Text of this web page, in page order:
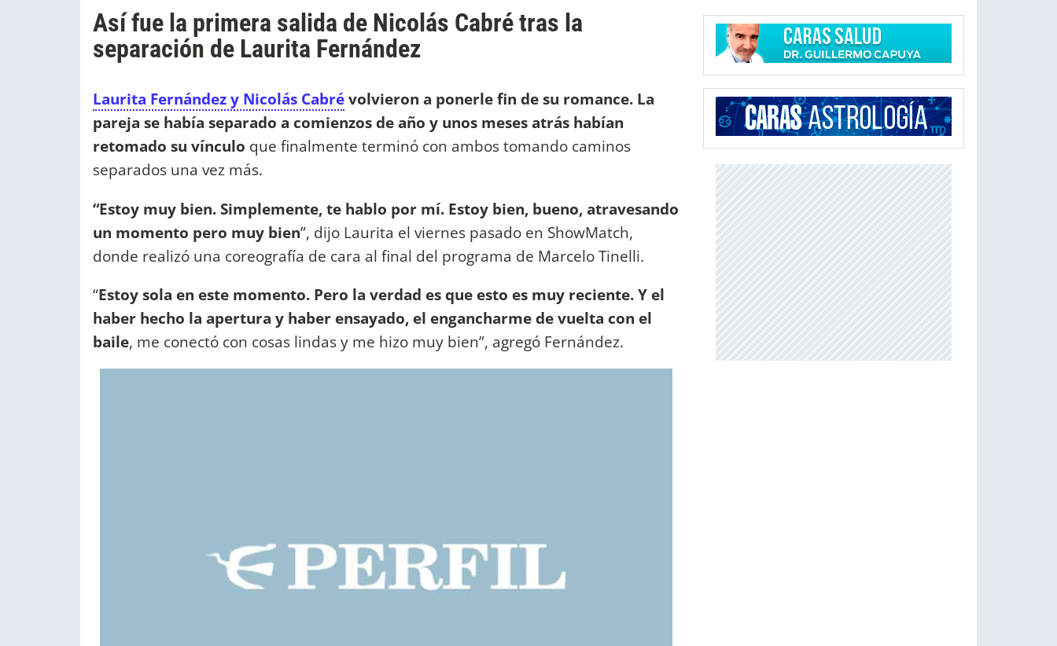
Así fue la primera salida de Nicolás Cabré tras la
separación de Laurita Fernández
Laurita Fernández y Nicolás Cabrévolvieron a ponerle fin de su romance. La
pareja se había separado a comienzos de año y unos meses atrás habían
retomado su vínculo que finalmente terminó con ambos tomando caminos
separados una vez más.
“Estoy muy bien. Simplemente, te hablo por mí. Estoy bien, bueno, atravesando
un momento pero muy bien”, dijo Laurita el viernes pasado en ShowMatch,
donde realizó una coreografía de cara al final del programa de Marcelo Tinelli.
“Estoy sola en este momento. Pero la verdad es que esto es muy reciente. Y el
haber hecho la apertura y haber ensayado, el engancharme de vuelta con el
baile, me conectó con cosas lindas y me hizo muy bien”, agregó Fernández.